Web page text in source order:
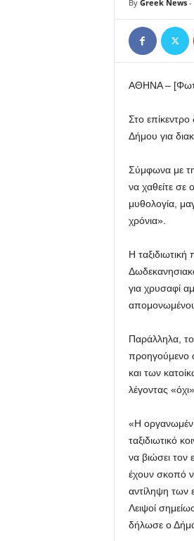
By Greek News-
ΑΘΗΝΑ –
Στο
Δήμου για
Σύμφωνα με
να χαθείτε σε
μυθολογία,
χρόνια».
Η
για χρυσαφί
Παράλληλα, το
προηγούμενο
και των
λέγοντας
«Η
ταξιδιωτικό
να βιώσει τον
έχουν σκοπό
αντίληψη των
Λειψοί
δήλωσε ο